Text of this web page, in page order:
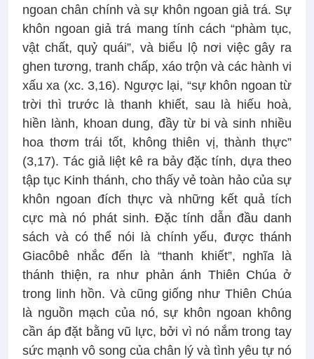
ngoan chân chính và sự khôn ngoan giả trá. Sự
khôn ngoan giả trá mang tính cách “phàm tục,
vật chất, quỷ quái”, và biểu lộ nơi việc gây ra
ghen tương, tranh chấp, xáo trộn và các hành vi
xấu xa (xc. 3,16). Ngược lại, “sự khôn ngoan từ
trời thì trước là thanh khiết, sau là hiếu hoà,
hiền lành, khoan dung, đầy từ bi và sinh nhiều
hoa thơm trái tốt, không thiên vị, thành thực”
(3,17). Tác giả liệt kê ra bảy đặc tính, dựa theo
tập tục Kinh thánh, cho thấy vẻ toàn hảo của sự
khôn ngoan đích thực và những kết quả tích
cực mà nó phát sinh. Đặc tính dẫn đầu danh
sách và có thể nói là chính yếu, được thánh
Giacôbê nhắc đến là “thanh khiết”, nghĩa là
thánh thiện, ra như phản ánh Thiên Chúa ở
trong linh hồn. Và cũng giống như Thiên Chúa
là nguồn mạch của nó, sự khôn ngoan không
cần áp đặt bằng vũ lực, bởi vì nó nắm trong tay
sức mạnh vô song của chân lý và tình yêu tự nó